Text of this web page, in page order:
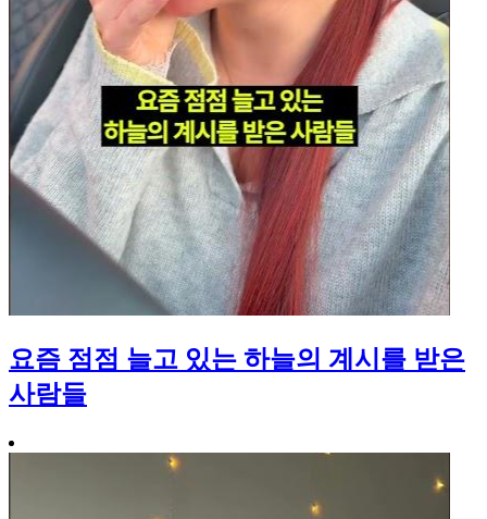
요즘 점점 늘고 있는 하늘의 계시를 받은
사람들